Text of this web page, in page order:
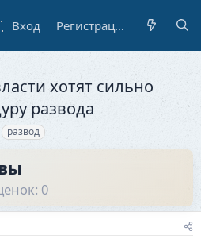
Вход Регистрация
хотят сильно
развода
Т
и
развод
0